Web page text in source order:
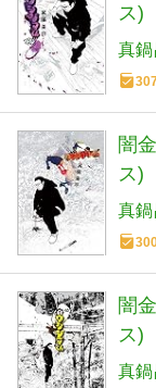
ス)
真
闇
ス)
真
闇
ス)
真